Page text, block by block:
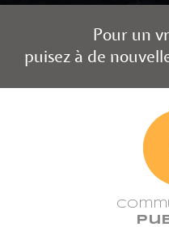
Pour un vr
puisez à de nouvell